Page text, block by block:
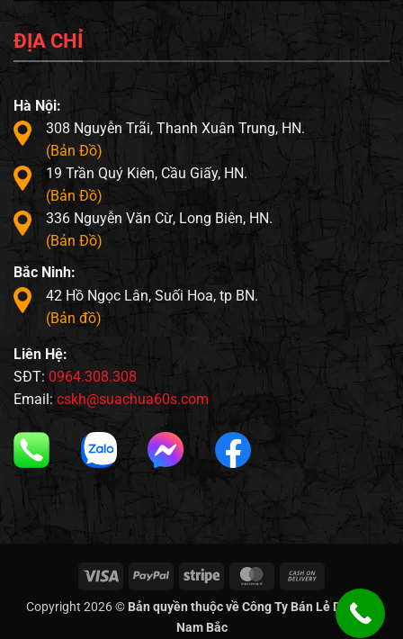
ĐỊA CHỈ
Hà Nội:
308 Nguyễn Trãi, Thanh Xuân Trung, HN.
(Bản Đồ)
19 Trần Quý Kiên, Cầu Giấy, HN.
(Bản Đồ)
336 Nguyễn Văn Cừ, Long Biên, HN.
(Bản Đồ)
Bắc Ninh:
42 Hồ Ngọc Lân, Suối Hoa, tp BN.
(Bản đồ)
Liên Hệ:
SĐT: 0964.308.308
Email: cskh@suachua60s.com
Visa PayPal Stripe MasterCard
Delivery
Copyright 2026 © Bản quyền thuộc về Công Ty Bán Lẻ Di Động
Nam Bắc